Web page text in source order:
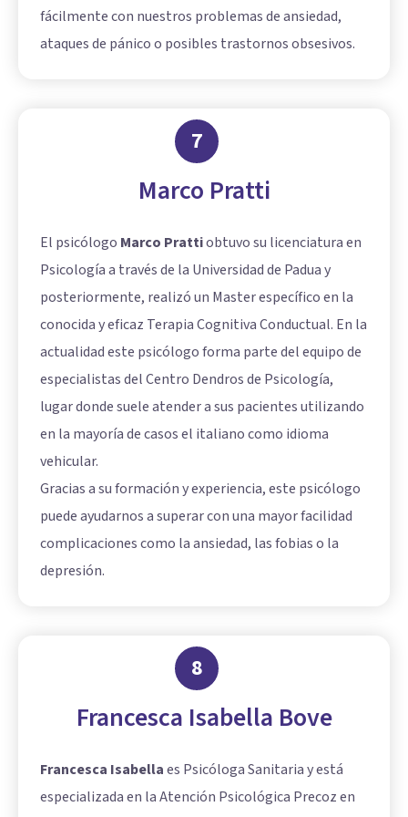
fácilmente con nuestros problemas de ansiedad,
ataques de pánico o posibles trastornos obsesivos.
7
Marco Pratti
El psicólogo Marco Prattiobtuvo su licenciatura en
Psicología a través de la Universidad de Padua y
posteriormente, realizó un Master específico en la
conocida y eficaz Terapia Cognitiva Conductual. En la
actualidad este psicólogo forma parte del equipo de
especialistas del Centro Dendros de Psicología,
lugar donde suele atender a sus pacientes utilizando
en la mayoría de casos el italiano como idioma
vehicular.
Gracias a su formación y experiencia, este psicólogo
puede ayudarnos a superar con una mayor facilidad
complicaciones como la ansiedad, las fobias o la
depresión.
8
Francesca Isabella Bove
Francesca Isabellaes Psicóloga Sanitaria y está
especializada en la Atención Psicológica Precoz en